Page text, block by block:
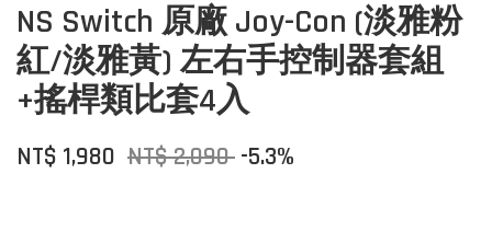
NS Switch 原廠 Joy-Con (淡雅粉
紅/淡雅黃) 左右手控制器套組
+搖桿類比套4入
NT$ 1,980 NT$ 2,090 -5.3%